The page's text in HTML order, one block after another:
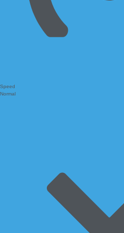
Speed
Normal